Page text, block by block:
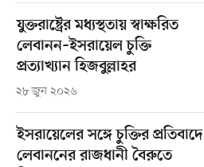
যুক্তরাষ্ট্রের মধ্যস্থতায় স্বাক্ষরিত
লেবানন–ইসরায়েল চুক্তি
প্রত্যাখ্যান হিজবুল্লাহর
২৮ জুন ২০২৬
ইসরায়েলের সঙ্গে চুক্তির প্রতিবাদে
লেবাননের রাজধানী বৈরুতে